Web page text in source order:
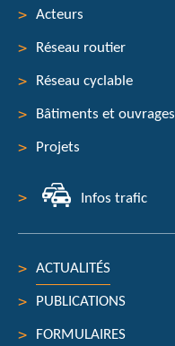
Menu
de
navigation
Acteurs
Réseau routier
Réseau cyclable
Bâtiments et ouvrages
Projets
Infos trafic
ACTUALITÉS
PUBLICATIONS
FORMULAIRES